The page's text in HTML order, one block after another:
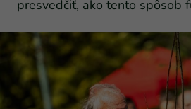
presvedčiť, ako tento spôsob